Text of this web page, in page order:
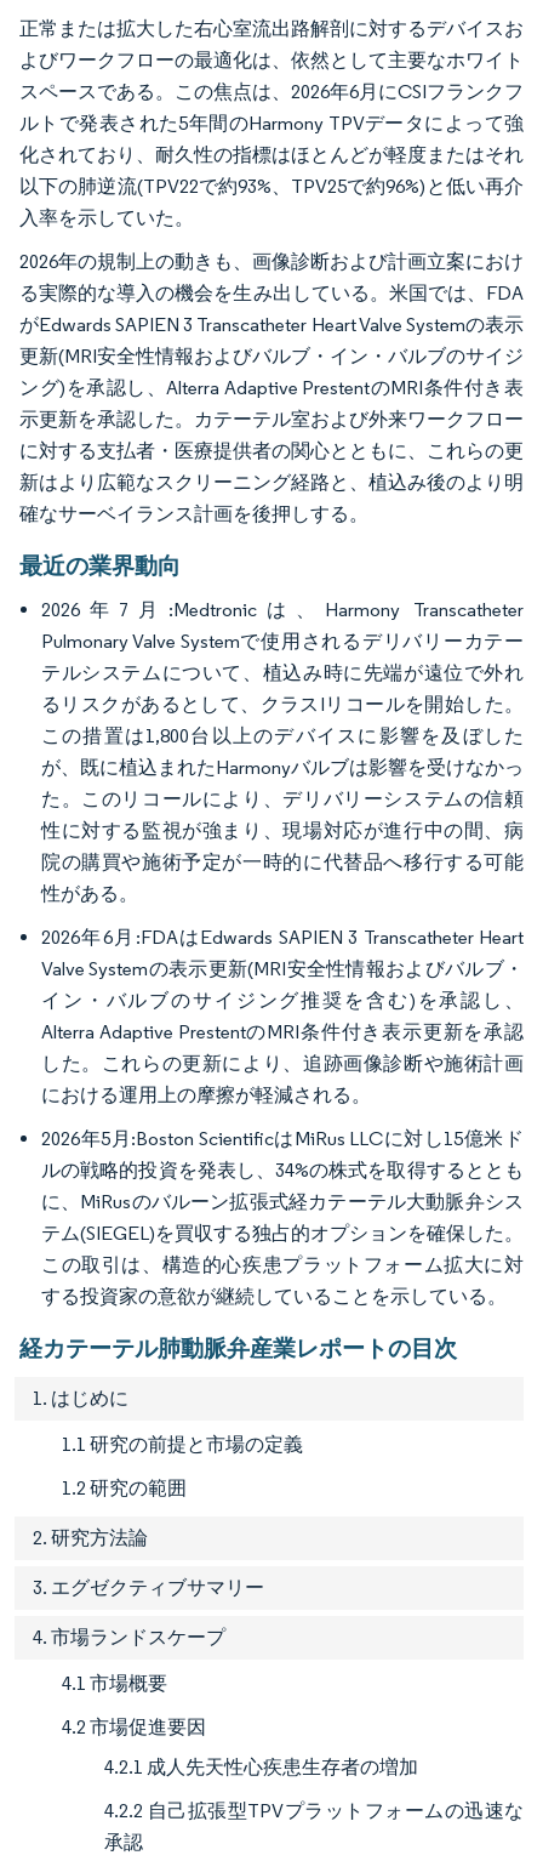
正常または拡大した右心室流出路解剖に対するデバイスお
よびワークフローの最適化は、依然として主要なホワイト
スペースである。この焦点は、2026年6月にCSIフランクフ
ルトで発表された5年間のHarmony TPVデータによって強
化されており、耐久性の指標はほとんどが軽度またはそれ
以下の肺逆流(TPV22で約93%、TPV25で約96%)と低い再介
入率を示していた。
2026年の規制上の動きも、画像診断および計画立案におけ
る実際的な導入の機会を生み出している。米国では、FDA
がEdwards SAPIEN 3 Transcatheter Heart Valve Systemの表示
更新(MRI安全性情報およびバルブ・イン・バルブのサイジ
ング)を承認し、Alterra Adaptive PrestentのMRI条件付き表
示更新を承認した。カテーテル室および外来ワークフロー
に対する支払者・医療提供者の関心とともに、これらの更
新はより広範なスクリーニング経路と、植込み後のより明
確なサーベイランス計画を後押しする。
最近の業界動向
2026年7月:Medtronicは、Harmony Transcatheter
Pulmonary Valve Systemで使用されるデリバリーカテー
テルシステムについて、植込み時に先端が遠位で外れ
るリスクがあるとして、クラスIリコールを開始した。
この措置は1,800台以上のデバイスに影響を及ぼした
が、既に植込まれたHarmonyバルブは影響を受けなかっ
た。このリコールにより、デリバリーシステムの信頼
性に対する監視が強まり、現場対応が進行中の間、病
院の購買や施術予定が一時的に代替品へ移行する可能
性がある。
2026年6月:FDAはEdwards SAPIEN 3 Transcatheter Heart
Valve Systemの表示更新(MRI安全性情報およびバルブ・
イン・バルブのサイジング推奨を含む)を承認し、
Alterra Adaptive PrestentのMRI条件付き表示更新を承認
した。これらの更新により、追跡画像診断や施術計画
における運用上の摩擦が軽減される。
2026年5月:Boston ScientificはMiRus LLCに対し15億米ド
ルの戦略的投資を発表し、34%の株式を取得するととも
に、MiRusのバルーン拡張式経カテーテル大動脈弁シス
テム(SIEGEL)を買収する独占的オプションを確保した。
この取引は、構造的心疾患プラットフォーム拡大に対
する投資家の意欲が継続していることを示している。
経カテーテル肺動脈弁産業レポートの目次
1. はじめに
1.1 研究の前提と市場の定義
1.2 研究の範囲
2. 研究方法論
3. エグゼクティブサマリー
4. 市場ランドスケープ
4.1 市場概要
4.2 市場促進要因
4.2.1 成人先天性心疾患生存者の増加
4.2.2 自己拡張型TPVプラットフォームの迅速な
承認